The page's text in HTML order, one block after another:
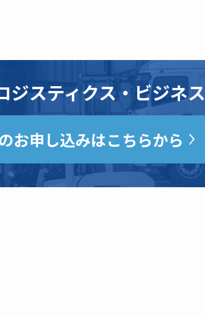
ジスティクス・ビジネス
お申し込みはこちらから